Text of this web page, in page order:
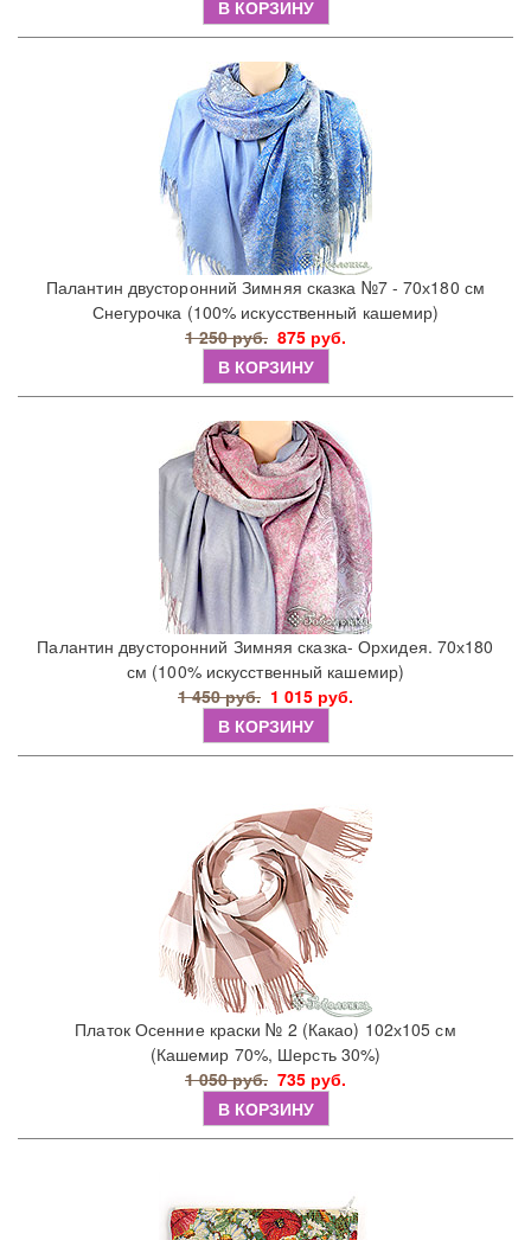
В КОРЗИНУ
Палантин двусторонний Зимняя сказка №7 - 70х180 см
Снегурочка (100% искусственный кашемир)
1 250 руб. 875 руб.
В КОРЗИНУ
Палантин двусторонний Зимняя сказка- Орхидея. 70х180
см (100% искусственный кашемир)
1 450 руб. 1 015 руб.
В КОРЗИНУ
Платок Осенние краски № 2 (Какао) 102х105 см
(Кашемир 70%, Шерсть 30%)
1 050 руб. 735 руб.
В КОРЗИНУ